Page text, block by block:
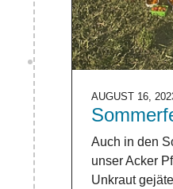
AUGUST 16,
Auch in den
unser Acker
Unkraut